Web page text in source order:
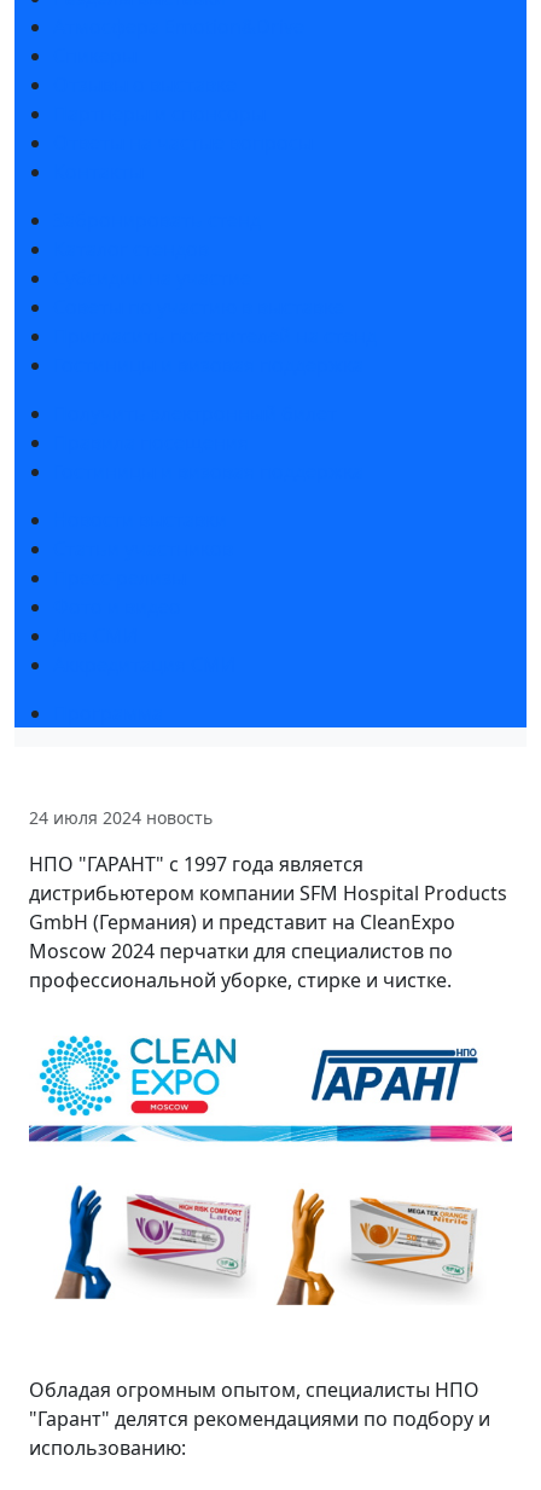
24 июля 2024 новость
НПО "ГАРАНТ" с 1997 года является
дистрибьютером компании SFM Hospital Products
GmbH (Германия) и представит на CleanExpo
Moscow 2024 перчатки для специалистов по
профессиональной уборке, стирке и чистке.
Обладая огромным опытом, специалисты НПО
"Гарант" делятся рекомендациями по подбору и
использованию: